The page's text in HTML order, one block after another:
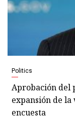
Politics
Aprobación del
expansión de
encuesta